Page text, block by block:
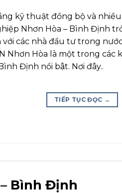
kỹ thuật đồng bộ và
Nhơn Hòa – Bình Định
với các nhà đầu tư trong
Nhơn Hòa là một trong các
Định nổi bật. Nơi đây..
TIẾP TỤC ĐỌC →
Bình Định